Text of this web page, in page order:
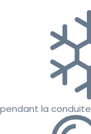
pendant la conduite